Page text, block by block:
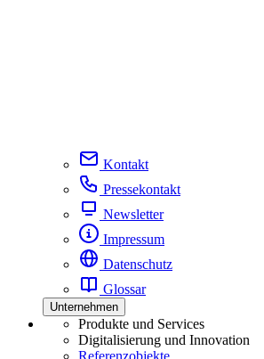
Kontakt
Pressekontakt
Newsletter
Impressum
Datenschutz
Glossar
Unternehmen
Produkte und Services
Digitalisierung und Innovation
Referenzobjekte